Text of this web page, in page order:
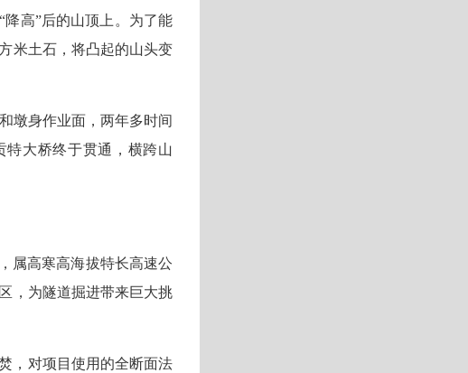
高”后的山顶上。为了能
米土石，将凸起的山头变
墩身作业面，两年多时间
特大桥终于贯通，横跨山
属高寒高海拔特长高速公
，为隧道掘进带来巨大挑
，对项目使用的全断面法